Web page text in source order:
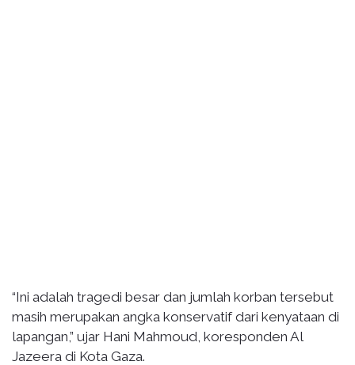
“Ini adalah tragedi besar dan jumlah korban tersebut
masih merupakan angka konservatif dari kenyataan di
lapangan,” ujar Hani Mahmoud, koresponden Al
Jazeera di Kota Gaza.